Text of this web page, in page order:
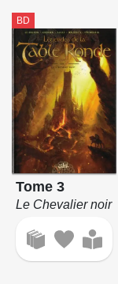
BD
Tome 3
Le Chevalier noir